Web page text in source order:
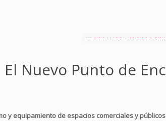
Nuevo Punto de
y equipamiento de espacios comerciales y